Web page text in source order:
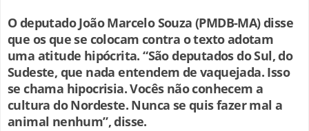
O deputado João Marcelo Souza (PMDB-MA) disse
que os que se colocam contra o texto adotam
uma atitude hipócrita. “São deputados do Sul, do
Sudeste, que nada entendem de vaquejada. Isso
se chama hipocrisia. Vocês não conhecem a
cultura do Nordeste. Nunca se quis fazer mal a
animal nenhum”, disse.